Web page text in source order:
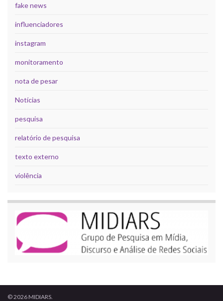
fake news
influenciadores
instagram
monitoramento
nota de pesar
Notícias
pesquisa
relatório de pesquisa
texto externo
violência
© 2026 MIDIARS.